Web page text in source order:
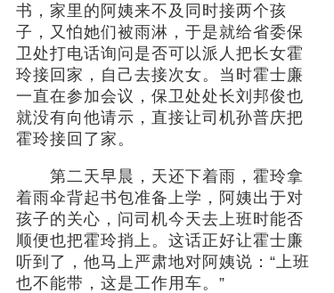
书，家里的阿姨来不及同时接两个孩
子，又怕她们被雨淋，于是就给省委保
卫处打电话询问是否可以派人把长女霍
玲接回家，自己去接次女。当时霍士廉
一直在参加会议，保卫处处长刘邦俊也
就没有向他请示，直接让司机孙普庆把
霍玲接回了家。
第二天早晨，天还下着雨，霍玲拿
着雨伞背起书包准备上学，阿姨出于对
孩子的关心，问司机今天去上班时能否
顺便也把霍玲捎上。这话正好让霍士廉
听到了，他马上严肃地对阿姨说：“上班
也不能带，这是工作用车。”